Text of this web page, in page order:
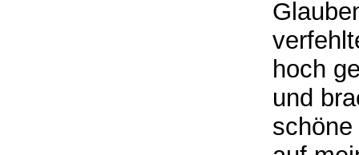
hoch
und